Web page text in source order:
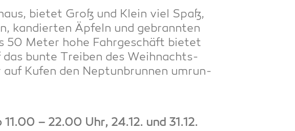
bie­tet Groß und Klein viel Spaß,
kan­dier­ten Äpfeln und gebrann­ten
50 Meter hohe Fahr­ge­schäft bie­tet
das bun­te Trei­ben des Weih­nachts­
Kufen den Nep­tun­brun­nen umrun­
– 22.00 Uhr, 24.12. und 31.12.